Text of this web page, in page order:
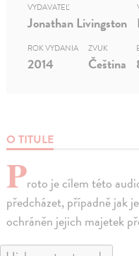
O TITULE
Proto je cílem této
předcházet, případně jak
ochráněn jejich majetek
VYDAVATEĽ
Jonathan Livingston
ROK VYDANIA
2014
ZVUK
Čeština